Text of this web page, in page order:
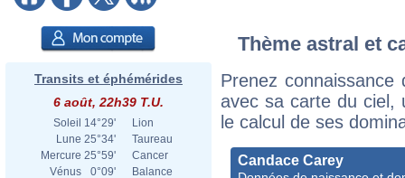
Transits et éphémérides
6 août, 22h39 T.U.
Soleil 14°29'
Lion
Lune 25°34'
Taureau
Mercure 25°59'
Cancer
Vénus
0°09'
Balance
Thème astral et
Prenez
avec sa carte du ciel,
le calcul de ses
Candace Carey